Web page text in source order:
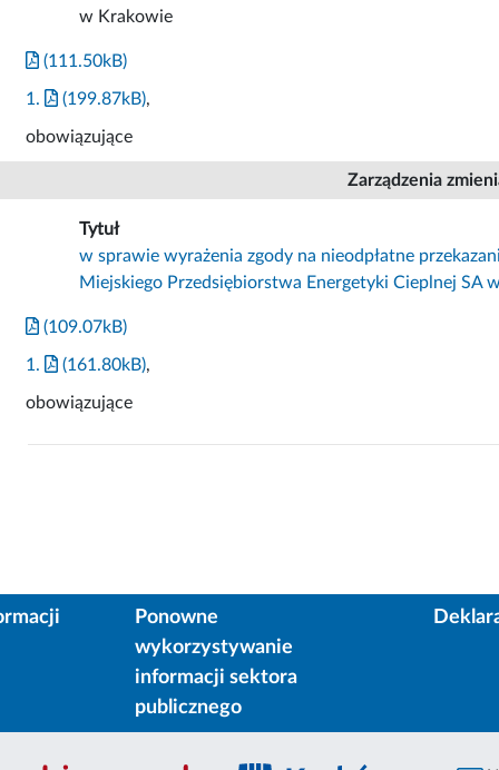
w Krakowie
(111.50kB)
1. (199.87kB),
obowiązujące
Zarządzenia
Tytuł
w sprawie wyrażenia zgody na nieodpłatne
Miejskiego Przedsiębiorstwa Energetyki Cieplnej SA
(109.07kB)
1. (161.80kB),
obowiązujące
Ponowne
wykorzystywanie
informacji sektora
publicznego